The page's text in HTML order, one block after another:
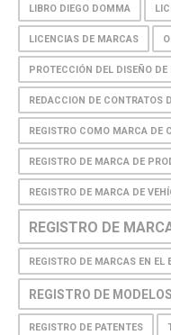
LIBRO DIEGO DOMMA
LICENCIAS DE MARCAS
PROTECCIÓN DEL DISEÑO
REDACCION DE CONTRATOS
REGISTRO COMO MARCA DE
REGISTRO DE MARCA DE
REGISTRO DE MARCA DE
REGISTRO DE
REGISTRO DE MARCAS EN EL
REGISTRO DE
REGISTRO DE PATENTES